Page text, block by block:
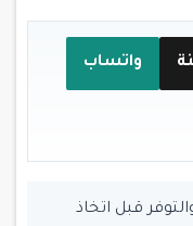
واتساب
قبل اتخاذ